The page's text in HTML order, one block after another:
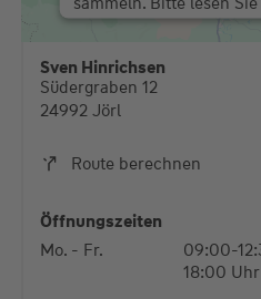
stimmen Sie der
diese Karte
Sven Hinrichsen
Südergraben 12
24992 Jörl
Route berechnen
Öffnungszeiten
Mo. - Fr.
09:00-
18:00 Uhr